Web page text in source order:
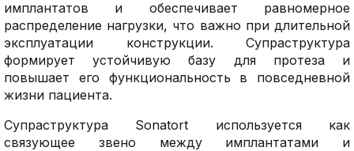
имплантатов и обеспечивает равномерное
распределение нагрузки, что важно при длительной
эксплуатации конструкции. Супраструктура
формирует устойчивую базу для протеза и
повышает его функциональность в повседневной
жизни пациента.
Супраструктура Sonatort используется как
связующее звено между имплантатами и